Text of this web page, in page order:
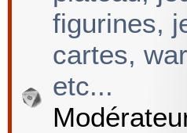
figurines,
cartes,
etc...